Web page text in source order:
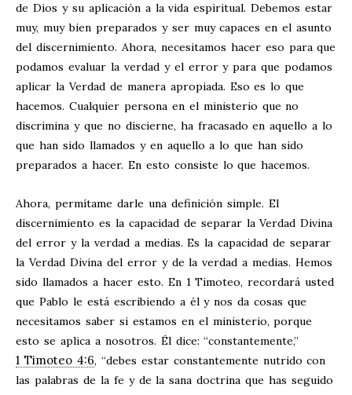
de Dios y su aplicación a la vida espiritual. Debemos estar
muy, muy bien preparados y ser muy capaces en el asunto
del discernimiento. Ahora, necesitamos hacer eso para que
podamos evaluar la verdad y el error y para que podamos
aplicar la Verdad de manera apropiada. Eso es lo que
hacemos. Cualquier persona en el ministerio que no
discrimina y que no discierne, ha fracasado en aquello a lo
que han sido llamados y en aquello a lo que han sido
preparados a hacer. En esto consiste lo que hacemos.
Ahora, permítame darle una definición simple. El
discernimiento es la capacidad de separar la Verdad Divina
del error y la verdad a medias. Es la capacidad de separar
la Verdad Divina del error y de la verdad a medias. Hemos
sido llamados a hacer esto. En 1 Timoteo, recordará usted
que Pablo le está escribiendo a él y nos da cosas que
necesitamos saber si estamos en el ministerio, porque
esto se aplica a nosotros. Él dice: “constantemente,”
1 Timoteo 4:6, “debes estar constantemente nutrido con
las palabras de la fe y de la sana doctrina que has seguido